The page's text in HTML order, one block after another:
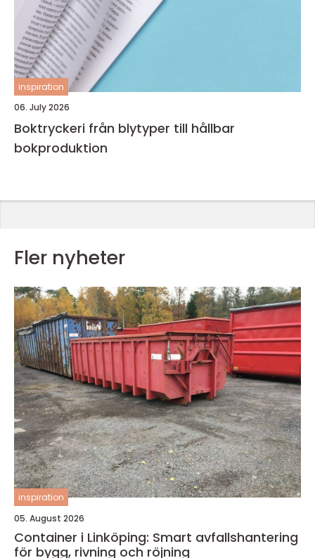
inspiration
06. July 2026
Boktryckeri från blytyper till hållbar
bokproduktion
Fler nyheter
inspiration
05. August 2026
Container i Linköping: Smart avfallshantering
för bygg, rivning och röjning